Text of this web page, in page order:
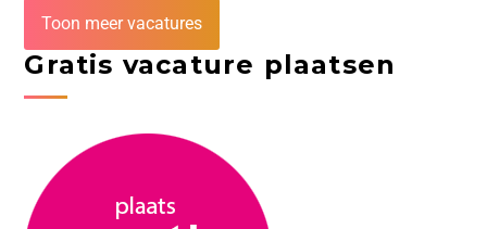
Toon meer vacatures
Gratis vacature plaatsen